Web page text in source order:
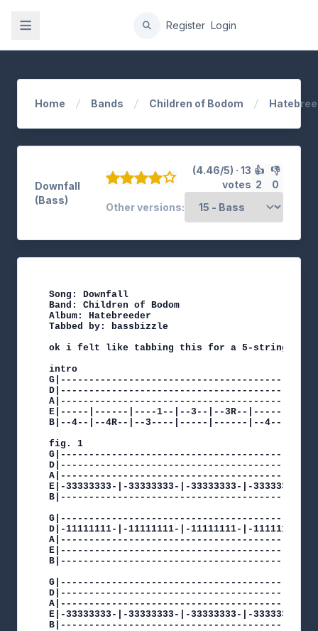
Register Login
Home Bands Children of Bodom
Downfall
(Bass)
(4.46/5) · 13
votes
👍
2
👎
0
Other versions:
Song: Downfall
Band: Children of Bodom
Album: Hatebreeder
Tabbed by: bassbizzle
ok i felt like tabbing this for a 5-string
intro
E|-----|------|----1--|--3--|--3R--|-----
B|--4--|--4R--|--3----|-----|------|--4--|--4-
fig. 1
G|--------------------------------------------|
D|--------------------------------------------|
A|--------------------------------------------|
E|-33333333-|-33333333-|-33333333-|-33333333--|
B|--------------------------------------------|
G|-------------------------------------------|
D|-11111111-|-11111111-|-11111111-|-11111111-|
A|-------------------------------------------|
E|-------------------------------------------|
B|-------------------------------------------|
G|--------------------------------------------|
D|--------------------------------------------|
A|--------------------------------------------|
E|-33333333-|-33333333-|-33333333-|-33333333--|
B|--------------------------------------------|